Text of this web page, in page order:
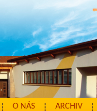
O NÁS ARCHIV